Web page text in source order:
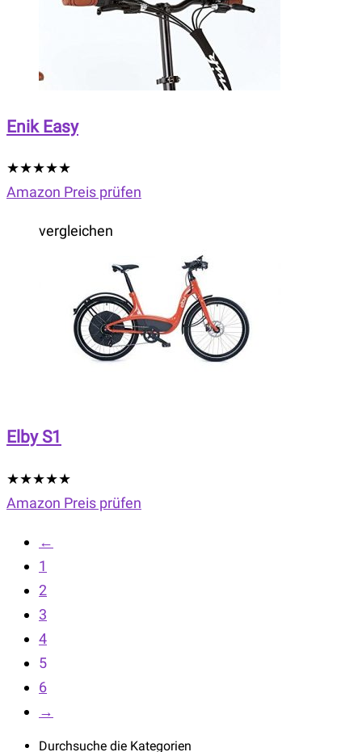
Enik Easy
★★★★★
Amazon Preis prüfen
vergleichen
Elby S1
★★★★★
Amazon Preis prüfen
←
1
2
3
4
5
6
→
Durchsuche die Kategorien